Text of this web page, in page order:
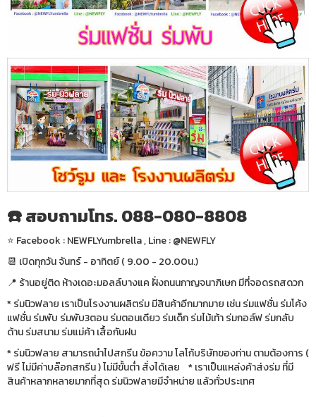
☎️ สอบถามโทร. 088-080-8808
⭐️ Facebook : NEWFLYumbrella , Line : @NEWFLY
📆 เปิดทุกวัน จันทร์ - อาทิตย์ ( 9.00 - 20.00น.)
📍 ร้านอยู่ติด ห้างเดอะมอลล์บางแค ฝั่งถนนกาญจนาภิเษก มีที่จอดรถสดวก
* ร่มนิวฟลาย เราเป็นโรงงานผลิตร่ม มีสินค้าอีกมากมาย เช่น ร่มแฟชั่น ร่มโค้ง
แฟชั่น ร่มพับ ร่มพับ3ตอน ร่มตอนเดียว ร่มเด็ก ร่มไม้เท้า ร่มกอล์ฟ ร่มกลับ
ด้าน ร่มสนาม ร่มแม่ค้า เสื้อกันฝน
* ร่มนิวฟลาย สามารถนำไปสกรีน ข้อความ โลโก้บริษัทของท่าน ตามต้องการ (
ฟรี ไม่มีค่าบล๊อกสกรีน ) ไม่มีขั้นต่ำ สั่งได้เลย * เราเป็นแหล่งค้าส่งร่ม ที่มี
สินค้าหลากหลายมากที่สุด ร่มนิวฟลายมีจำหน่าย แล้วทั่วประเทศ